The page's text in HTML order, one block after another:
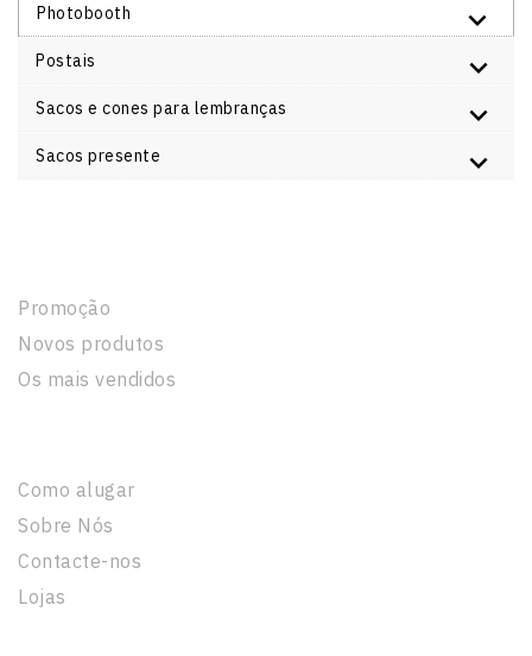
Photobooth
Postais
Sacos e cones para lembranças
Sacos presente
Promoção
Novos produtos
Os mais vendidos
Como alugar
Sobre Nós
Contacte-nos
Lojas